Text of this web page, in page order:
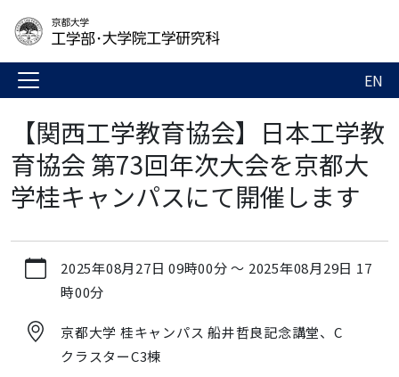
EN
【関西工学教育協会】日本工学教
育協会 第73回年次大会を京都大
学桂キャンパスにて開催します
u.ac.jp/ja/news-
events/events/admg/engineering_education
【関
西
工
2025年08月27日 09時00分～ 2025年08月29日 17
時00分
京都大学 桂キャンパス 船井哲良記念講堂、C
クラスターC3棟